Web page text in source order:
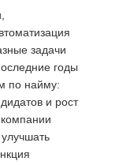
задачи
годы
по найму:
и рост